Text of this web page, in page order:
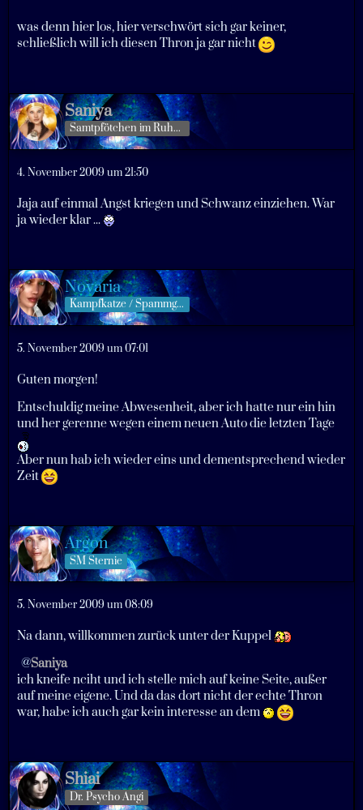
was denn hier los, hier verschwört sich gar keiner,
schließlich will ich diesen Thron ja gar nicht
Saniya
Samtpfötchen im Ruhestand
4. November 2009 um 21:50
Jaja auf einmal Angst kriegen und Schwanz einziehen. War
ja wieder klar ...
Novaria
Kampfkatze / Spammgöttin
5. November 2009 um 07:01
Guten morgen!
Entschuldig meine Abwesenheit, aber ich hatte nur ein hin
und her gerenne wegen einem neuen Auto die letzten Tage
Aber nun hab ich wieder eins und dementsprechend wieder
Zeit
Argon
SM Sternie
5. November 2009 um 08:09
Na dann, willkommen zurück unter der Kuppel
Saniya
ich kneife nciht und ich stelle mich auf keine Seite, außer
auf meine eigene. Und da das dort nicht der echte Thron
war, habe ich auch gar kein interesse an dem
Shiai
Dr. Psycho Angi